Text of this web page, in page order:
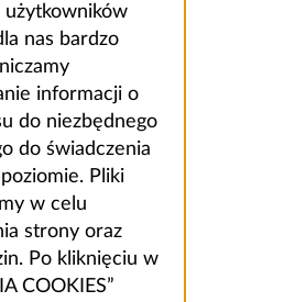
nas bardzo
informacji o
do niezbędnego
do świadczenia
Pliki
w celu
strony oraz
Po kliknięciu w
COOKIES”